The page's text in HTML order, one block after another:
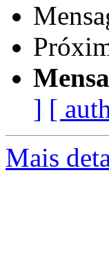
] [
Mais